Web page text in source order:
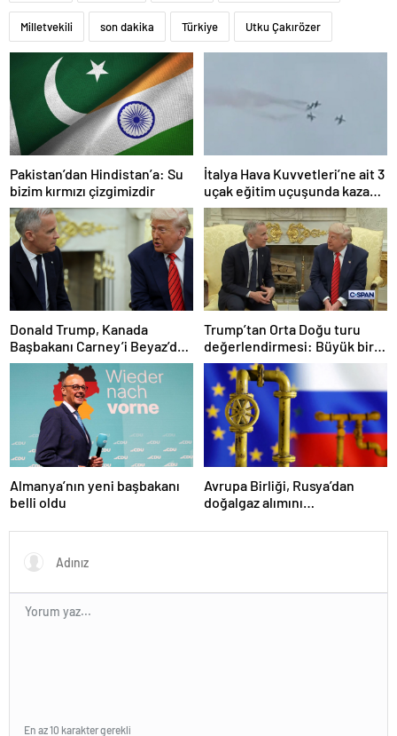
Milletvekili son dakika Türkiye Utku Çakırözer
Pakistan’dan Hindistan’a: Su
bizim kırmızı çizgimizdir
İtalya Hava Kuvvetleri’ne ait 3
uçak eğitim uçuşunda kaza
yaptı
Donald Trump, Kanada
Başbakanı Carney’i Beyaz’da
ağırladı
Trump’tan Orta Doğu turu
değerlendirmesi: Büyük bir
duyuru yapacağız
Almanya’nın yeni başbakanı
belli oldu
Avrupa Birliği, Rusya’dan
doğalgaz alımını
En az 10 karakter gerekli